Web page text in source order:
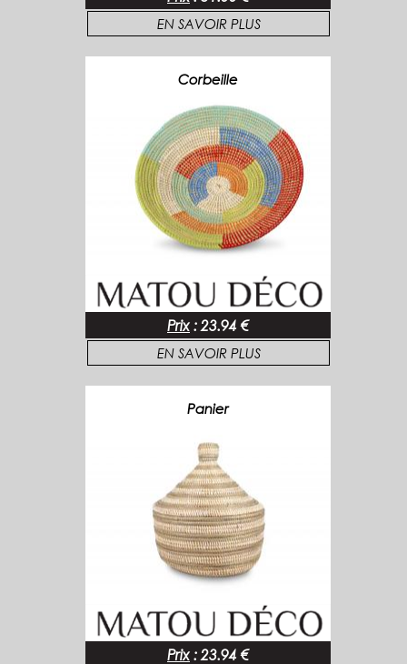
EN SAVOIR PLUS
Corbeille
Prix : 23.94 €
EN SAVOIR PLUS
Panier
Prix : 23.94 €